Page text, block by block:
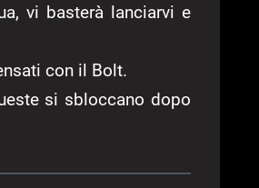
vi basterà lanciarvi e
con il Bolt.
si sbloccano dopo